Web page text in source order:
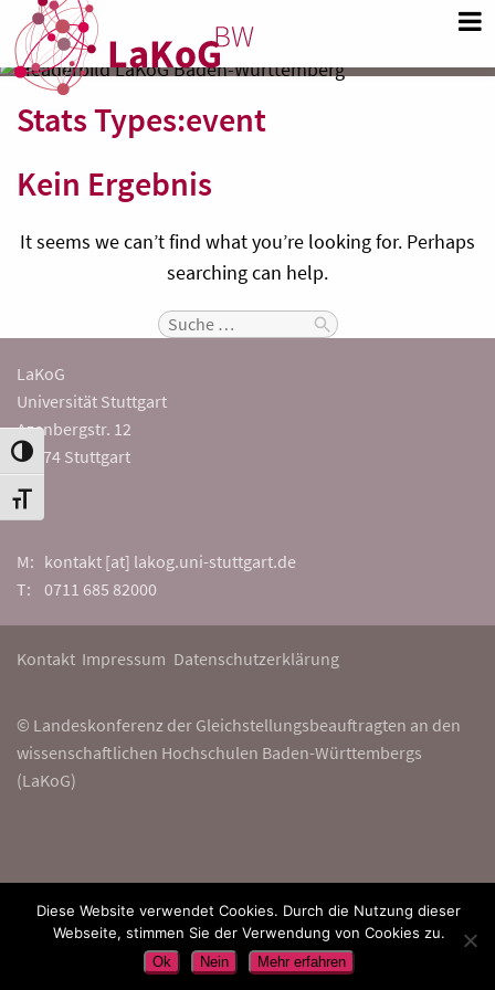
Umschalten auf hohe Kontraste
Schrift vergrößern
Stats Types:event
Kein Ergebnis
It seems we can’t find what you’re looking for. Perhaps
searching can help.
Search
for:
LaKoG
Universität Stuttgart
Azenbergstr. 12
70174 Stuttgart
M: kontakt [at] lakog.uni-stuttgart.de
T: 0711 685 82000
Kontakt Impressum Datenschutzerklärung
© Landeskonferenz der Gleichstellungsbeauftragten an den
wissenschaftlichen Hochschulen Baden-Württembergs
(LaKoG)
Diese Website verwendet Cookies. Durch die Nutzung dieser
Webseite, stimmen Sie der Verwendung von Cookies zu.
Ok Nein Mehr erfahren